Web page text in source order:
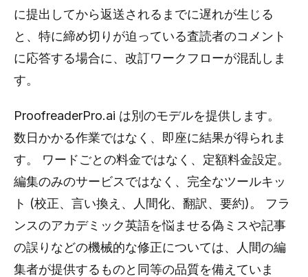
に提出してから返送されるまでに遅れが生じる
と、特に締め切りが迫っている査読者のコメント
に応答する場合に、改訂ワークフローが混乱しま
す。
ProofreaderPro.ai は別のモデルを提供します。
数日かかる作業ではなく、即座に結果が得られま
す。 ワードごとの料金ではなく、定額料金設定。
編集のみのサービスではなく、完全なツールキッ
ト (校正、言い換え、人間化、翻訳、要約)。 フラ
ンスのアカデミック英語を悩ませる偽ミスや記事
の誤りなどの機械的な修正については、人間の編
集者が提供するものと同等の品質を備えていま